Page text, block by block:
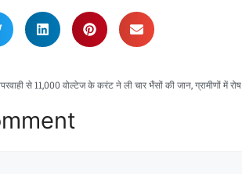
ar
e
से 11,000 वोल्टेज के करंट ने ली चार भैंसों की जान, ग्रामीणों में रोष